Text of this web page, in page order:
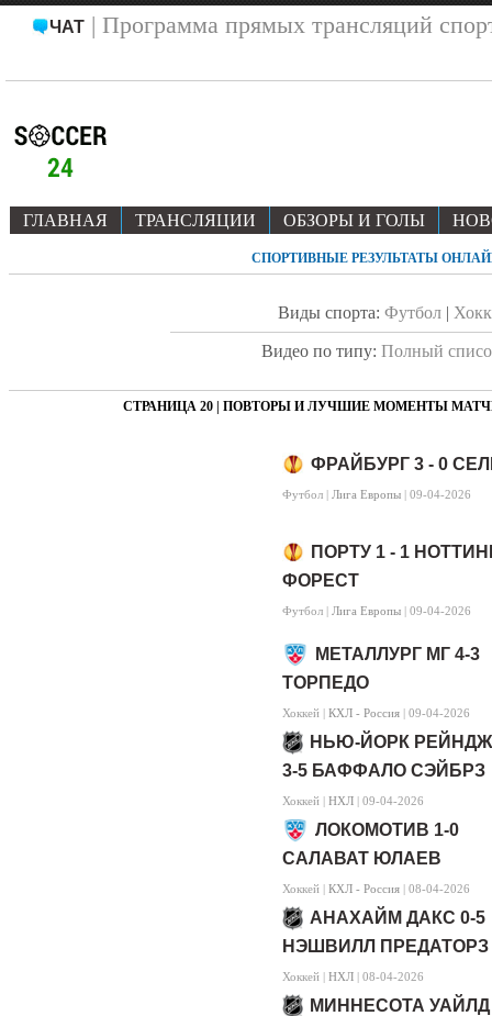
ЧАТ | Программа прямых трансляций
ГЛАВНАЯ ТРАНСЛЯЦИИ ОБЗОРЫ И ГОЛЫ
СПОРТИВНЫЕ РЕЗУЛЬТАТЫ
Виды спорта: Футбол|
Видео по типу: Полный
СТРАНИЦА 20 | ПОВТОРЫ И ЛУЧШИЕ МОМЕНТЫ
ФРАЙБУРГ 3 - 0
Футбол | Лига Европы | 09-04-2026
ПОРТУ 1 - 1
ФОРЕСТ
Футбол | Лига Европы | 09-04-2026
МЕТАЛЛУРГ МГ 4-3
ТОРПЕДО
Хоккей | КХЛ - Россия | 09-04-2026
НЬЮ-ЙОРК
3-5 БАФФАЛО СЭЙБРЗ
Хоккей | НХЛ | 09-04-2026
ЛОКОМОТИВ 1-0
САЛАВАТ ЮЛАЕВ
Хоккей | КХЛ - Россия | 08-04-2026
АНАХАЙМ ДАКС 0-5
НЭШВИЛЛ ПРЕДАТОРЗ
Хоккей | НХЛ | 08-04-2026
МИННЕСОТА УАЙЛД